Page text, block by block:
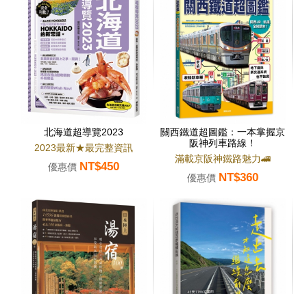
北海道超導覽2023
2023最新★最完整資訊
優惠價 NT$450
關西鐵道超圖鑑：一本掌握京
阪神列車路線！
滿載京阪神鐵路魅力🚄
優惠價 NT$360